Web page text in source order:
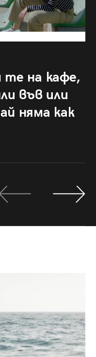
те на кафе,
във или
няма как